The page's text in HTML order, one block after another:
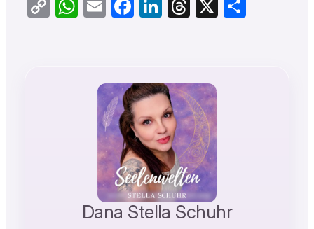
CopyWhatsApp
EmailFacebook
LinkedIn
Threads
X Teilen
Dana Stella Schuhr